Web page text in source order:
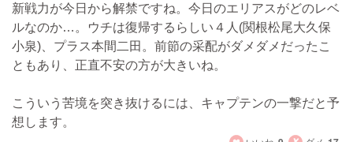
新戦力が今日から解禁ですね。今日のエリアスがどのレベ
ルなのか…。ウチは復帰するらしい４人(関根松尾大久保
小泉)、プラス本間二田。前節の采配がダメダメだったこ
ともあり、正直不安の方が大きいね。
こういう苦境を突き抜けるには、キャプテンの一撃だと予
想します。